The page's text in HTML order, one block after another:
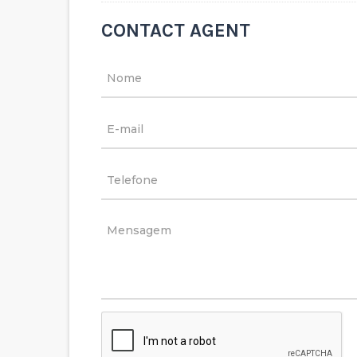
CONTACT AGENTMoradia geminada T3